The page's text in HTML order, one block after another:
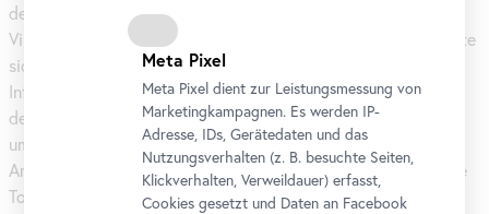
der drei Bildnisse zeigt zwei Kinder des Paares, Caroline und
Viktor, zwischen denen eine Büste positioniert ist. Diese stellte
sich bei einer Durchleuchtung mit Röntgen- und
Infrarotstrahlung im Jahr 2016 als Übermalung heraus. Unter
der Büste liegt die Figur der Mutter Catarina, die ihre Kinder
umarmt, verborgen. Anhand von weiteren Bildnissen und
Archivalien wird in der Ausstellung die Geschichte der Familie
Tomatis erzählt.
Meta Pixel
Meta Pixel dient zur Leistungsmessung von
Marketingkampagnen. Es werden IP-
Adresse, IDs, Gerätedaten und das
Nutzungsverhalten (z. B. besuchte Seiten,
Klickverhalten, Verweildauer) erfasst,
Cookies gesetzt und Daten an Facebook